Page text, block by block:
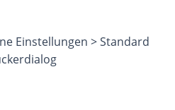
Einstellungen > Standard